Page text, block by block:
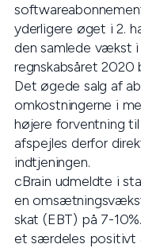
yderligere øget i 2.
den samlede vækst
regnskabsåret 2020
Det øgede salg af
omkostningerne i
højere forventning
afspejles derfor
indtjeningen.
cBrain udmeldte i
en
skat (EBT) på 7-
et særdeles positivt